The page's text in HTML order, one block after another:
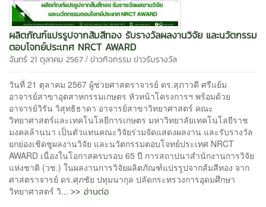
ผลิตภัณฑ์แปรรูปจากส้มสีทอง รับรางวัลผลงานวิจัย และนวัตกรรม
ตอบโจทย์ประเทศ NRCT AWARD
จันทร์ 21 ตุลาคม 2567 / ข่าวกิจกรรมข่าวรับรางวัล
วันที่ 21 ตุลาคม 2567 ผู้ช่วยศาสตราจารย์ ดร.สุภาวดี ศรีแย้ม
อาจารย์สาขาอุตสาหกรรมเกษตร หัวหน้าโครงการฯ พร้อมด้วย
อาจารย์วิรัน วิสุทธิธาดา อาจารย์สาขาวิทยาศาสตร์ คณะ
วิทยาศาสตร์และเทคโนโลยีการเกษตร มหาวิทยาลัยเทคโนโลยีราช
มงคลล้านนา เป็นตัวแทนคณะวิจัยร่วมจัดแสดงผลงาน และรับรางวัล
ยกย่องเชิดชูผลงานวิจัย และนวัตกรรมตอบโจทย์ประเทศ NRCT
AWARD เนื่องในโอกาสครบรอบ 65 ปี การสถาปนาสำนักงานการวิจัย
แห่งชาติ (วช.) ในผลงานการวิจัยผลิตภัณฑ์แปรรูปจากส้มสีทอง จาก
ศาสตราจารย์ ดร.ศุภชัย ปทุมนากุล ปลัดกระทรวงการอุดมศึกษา
วิทยาศาสตร์ วิ... >> อ่านต่อ